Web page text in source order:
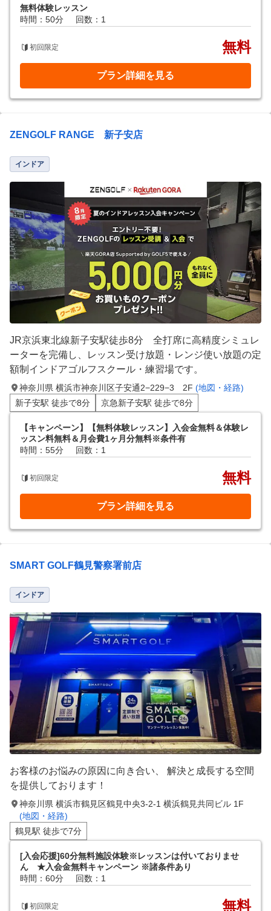
無料体験レッスン
時間：50分
回数：1
初回限定 無料
プラン詳細を見る
ZENGOLF RANGE 新子安店
インドア
JR京浜東北線新子安駅徒歩8分 全打席に高精度シミュレ
ーターを完備し、レッスン受け放題・レンジ使い放題の定
額制インドアゴルフスクール・練習場です。
神奈川県 横浜市神奈川区子安通2−229−3 2F (地図・経路)
新子安駅 徒歩で8分
京急新子安駅 徒歩で8分
【キャンペーン】【無料体験レッスン】入会金無料＆体験レ
ッスン料無料＆月会費1ヶ月分無料※条件有
時間：55分
回数：1
初回限定 無料
プラン詳細を見る
SMART GOLF鶴見警察署前店
インドア
お客様のお悩みの原因に向き合い、 解決と成長する空間
を提供しております！
神奈川県 横浜市鶴見区鶴見中央3‐2‐1 横浜鶴見共同ビル 1F
(地図・経路)
鶴見駅 徒歩で7分
[入会応援]60分無料施設体験※レッスンは付いておりませ
ん ★入会金無料キャンペーン ※諸条件あり
時間：60分
回数：1
初回限定 無料